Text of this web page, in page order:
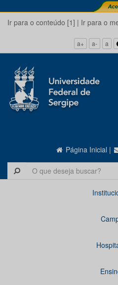
Ir para o conteúdo [1] | Ir para o
a+ a- a
Página Inicial |